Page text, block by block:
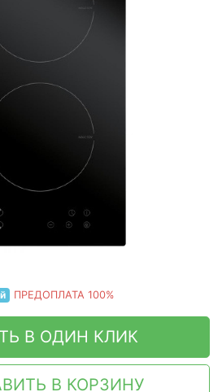
ПРЕДОПЛАТА 100%
В ОДИН КЛИК
В КОРЗИНУ